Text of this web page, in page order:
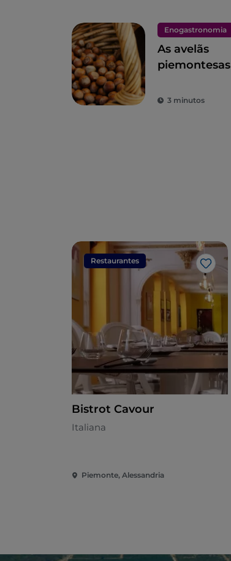
Enogastronomia
As avelãs
piemontesas
3 minutos
Restaurantes
Gosto
Bistrot Cavour
Italiana
Piemonte, Alessandria